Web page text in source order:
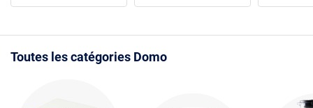
Toutes les catégories Domo